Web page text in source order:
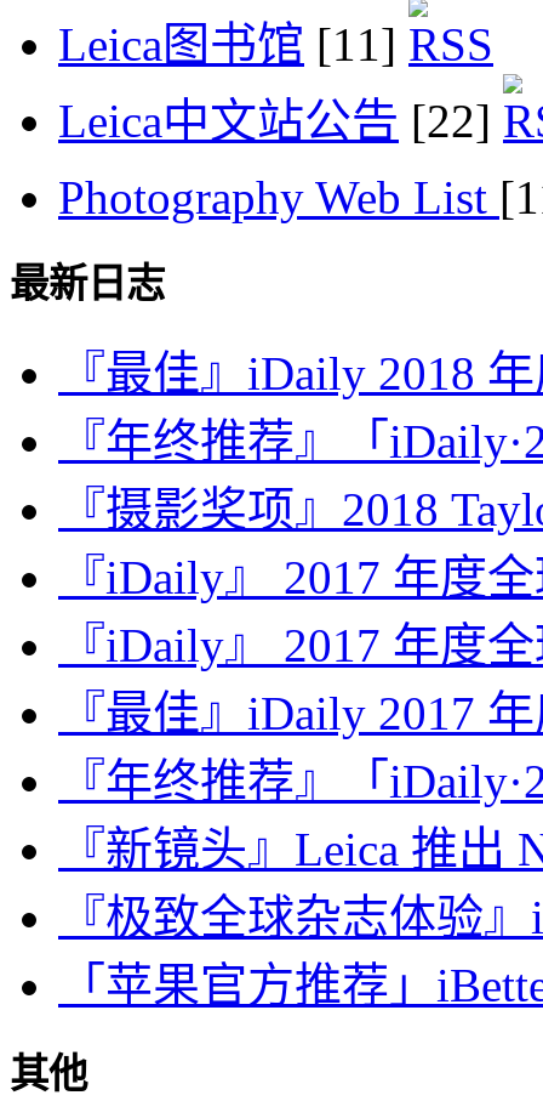
Leica图书馆 [11]
Leica中文站公告 [22]
Photography Web List
最新日志
『最佳』iDaily 2018
『年终推荐』「
『摄影奖项』2018
『iDaily』 2017 年度
『iDaily』 2017 年度
『最佳』iDaily 2017
『年终推荐』「
『新镜头』Leica 推出
『极致全球杂志体验
「苹果官方推荐」
其他